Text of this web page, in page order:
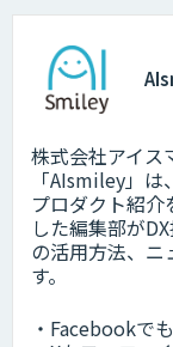
株式会社アイス
「AIsmiley」
プロダクト紹介
した編集部が
の活用方法、ニ
す。
・Facebookで